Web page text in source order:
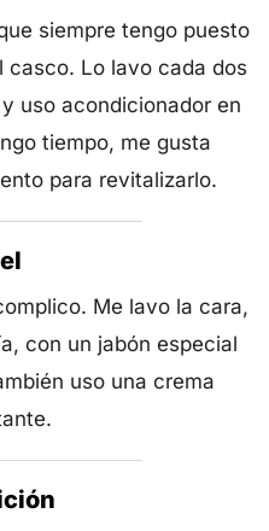
siempre tengo puesto
casco. Lo lavo cada dos
uso acondicionador en
tiempo, me gusta
para revitalizarlo.
Me lavo la cara,
con un jabón especial
uso una crema